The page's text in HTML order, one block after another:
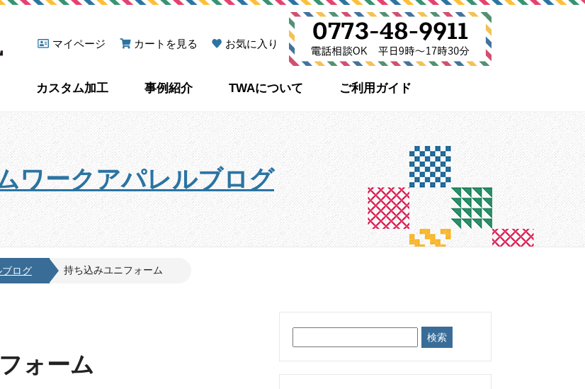
マイページ
カートを見る お気に入り
カスタム加工 事例紹介 TWAについて ご利用ガイド
ワークアパレルブログ
ログ 持ち込みユニフォーム
ォーム